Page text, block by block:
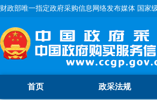
财政部唯一指定政府采购信息网络发布媒体 国家
首页 政采法规